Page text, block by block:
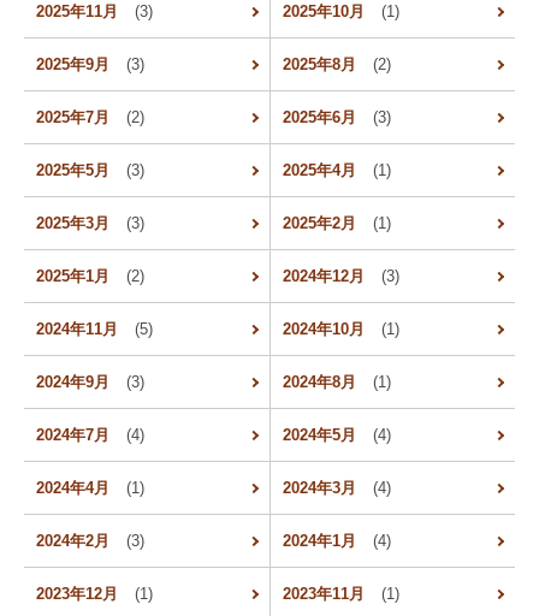
2025年11月 (3) 2025年10月 (1)
2025年9月 (3) 2025年8月 (2)
2025年7月 (2) 2025年6月 (3)
2025年5月 (3) 2025年4月 (1)
2025年3月 (3) 2025年2月 (1)
2025年1月 (2) 2024年12月 (3)
2024年11月 (5) 2024年10月 (1)
2024年9月 (3) 2024年8月 (1)
2024年7月 (4) 2024年5月 (4)
2024年4月 (1) 2024年3月 (4)
2024年2月 (3) 2024年1月 (4)
2023年12月 (1) 2023年11月 (1)